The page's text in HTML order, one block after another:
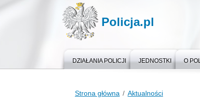
Policja.pl
DZIAŁANIA POLICJI JEDNOSTKI O
Strona główna Aktualności